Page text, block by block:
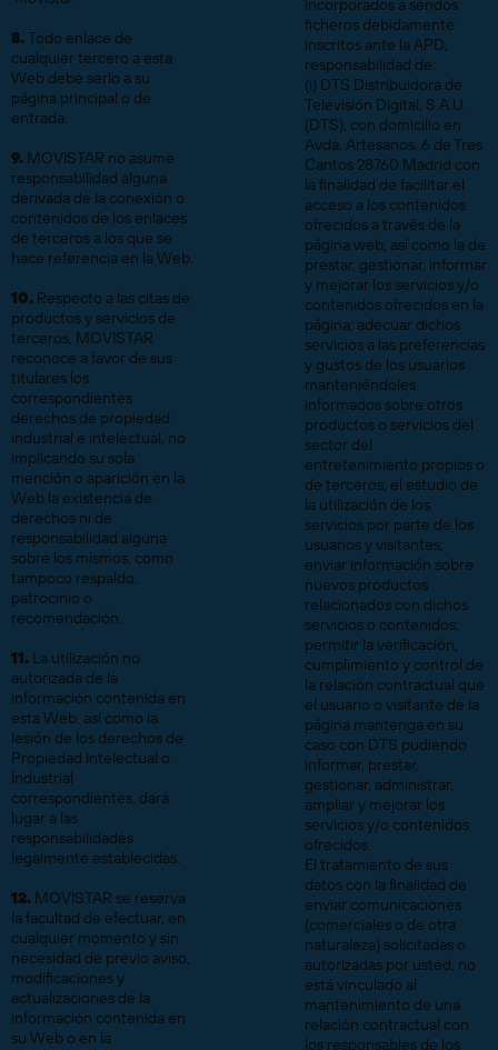
8.Todo enlace de
cualquier tercero a esta
Web debe serlo a su
página principal o de
entrada.
9. MOVISTAR no asume
responsabilidad alguna
derivada de la conexión o
contenidos de los enlaces
de terceros a los que se
hace referencia en la Web.
10. Respecto a las citas de
productos y servicios de
terceros, MOVISTAR
reconoce a favor de sus
titulares los
correspondientes
derechos de propiedad
industrial e intelectual, no
implicando su sola
mención o aparición en la
Web la existencia de
derechos ni de
responsabilidad alguna
sobre los mismos, como
tampoco respaldo,
patrocinio o
recomendación.
11. La utilización no
autorizada de la
información contenida en
esta Web, así como la
lesión de los derechos de
Propiedad Intelectual o
Industrial
correspondientes, dará
lugar a las
responsabilidades
legalmente establecidas.
12. MOVISTAR se reserva
la facultad de efectuar, en
cualquier momento y sin
necesidad de previo aviso,
modificaciones y
actualizaciones de la
información contenida en
su Web o en la
incorporados a sendos
ficheros debidamente
inscritos ante la APD,
responsabilidad de:
(i) DTS Distribuidora de
Televisión Digital, S.A.U.
(DTS), con domicilio en
Avda. Artesanos, 6 de Tres
Cantos 28760 Madrid con
la finalidad de facilitar el
acceso a los contenidos
ofrecidos a través de la
página web; así como la de
prestar, gestionar, informar
y mejorar los servicios y/o
contenidos ofrecidos en la
página; adecuar dichos
servicios a las preferencias
y gustos de los usuarios
manteniéndoles
informados sobre otros
productos o servicios del
sector del
entretenimiento propios o
de terceros; el estudio de
la utilización de los
servicios por parte de los
usuarios y visitantes;
enviar información sobre
nuevos productos
relacionados con dichos
servicios o contenidos;
permitir la verificación,
cumplimiento y control de
la relación contractual que
el usuario o visitante de la
página mantenga en su
caso con DTS pudiendo
informar, prestar,
gestionar, administrar,
ampliar y mejorar los
servicios y/o contenidos
ofrecidos.
El tratamiento de sus
datos con la finalidad de
enviar comunicaciones
(comerciales o de otra
naturaleza) solicitadas o
autorizadas por usted, no
está vinculado al
mantenimiento de una
relación contractual con
los responsables de los